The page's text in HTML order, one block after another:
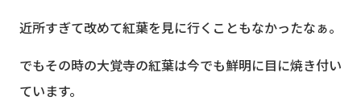
近所すぎて改めて紅葉を見に行くこともなかったなぁ。
でもその時の大覚寺の紅葉は今でも鮮明に目に焼き付い
ています。